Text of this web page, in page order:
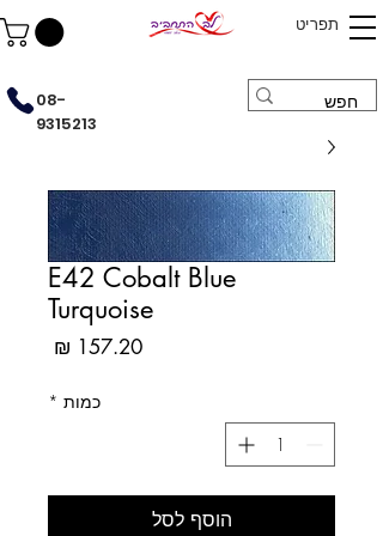
תפריט
08-
9315213
E42 Cobalt Blue
Turquoise
כמות *
הוסף לסל